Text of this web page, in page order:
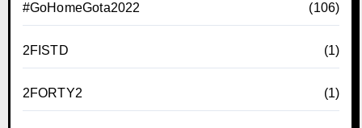
#GoHomeGota2022 (106)
2FISTD (1)
2FORTY2 (1)